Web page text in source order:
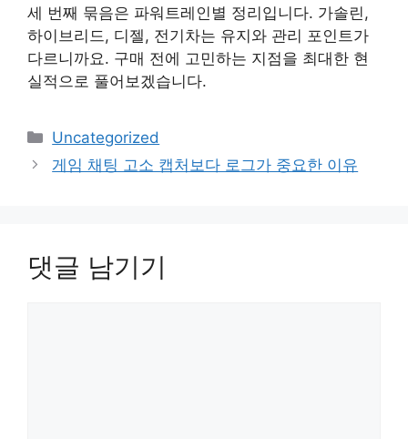
세 번째 묶음은 파워트레인별 정리입니다. 가솔린,
하이브리드, 디젤, 전기차는 유지와 관리 포인트가
다르니까요. 구매 전에 고민하는 지점을 최대한 현
실적으로 풀어보겠습니다.
카
테
Uncategorized
게임 채팅 고소 캡처보다 로그가 중요한 이유
댓글 남기기